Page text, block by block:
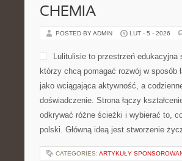
CHEMIA
POSTED BY ADMIN LUT - 5 - 2026
Lulitulisie to przestrzeń
którzy chcą pomagać rozwój w sposób
jako wciągająca aktywność, a
doświadczenie. Strona łączy
odkrywać różne ścieżki i wybierać to,
polski. Główną ideą jest stworzenie
CATEGORIES: ARTYKUŁY